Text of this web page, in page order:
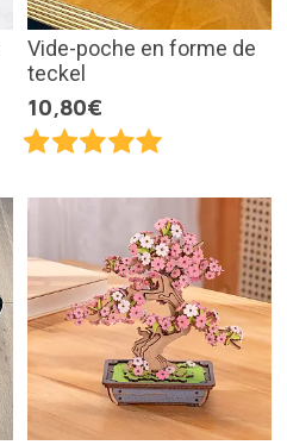
Vide-poche en forme de
teckel
10,80€